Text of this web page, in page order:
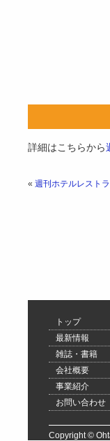
詳細はこちらから
« 週刊ホテルレスト
トップ
最新情報
雑誌・書籍
会社概要
事業紹介
お問い合わせ
Copyright ©